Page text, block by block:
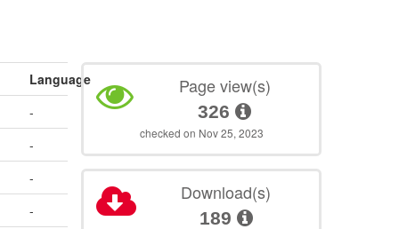
Language
-
-
-
-
Page view(s)
326
checked on Nov 25, 2023
Download(s)
189